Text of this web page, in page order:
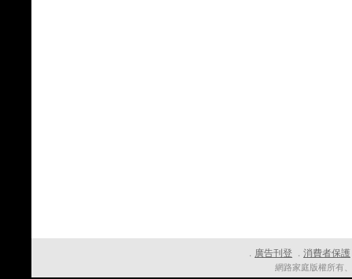
． 廣告刊登 ． 消費者保護
網路家庭版權所有